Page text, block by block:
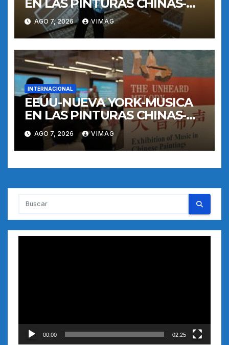
EN LAS PINTURAS CHINAS-
EXPOSICION
AGO 7, 2026 VIMAG
INTERNACIONAL
EEUU-NUEVA YORK-MUSICA
EN LAS PINTURAS CHINAS-
EXPOSICION
AGO 7, 2026 VIMAG
00:00 02:25